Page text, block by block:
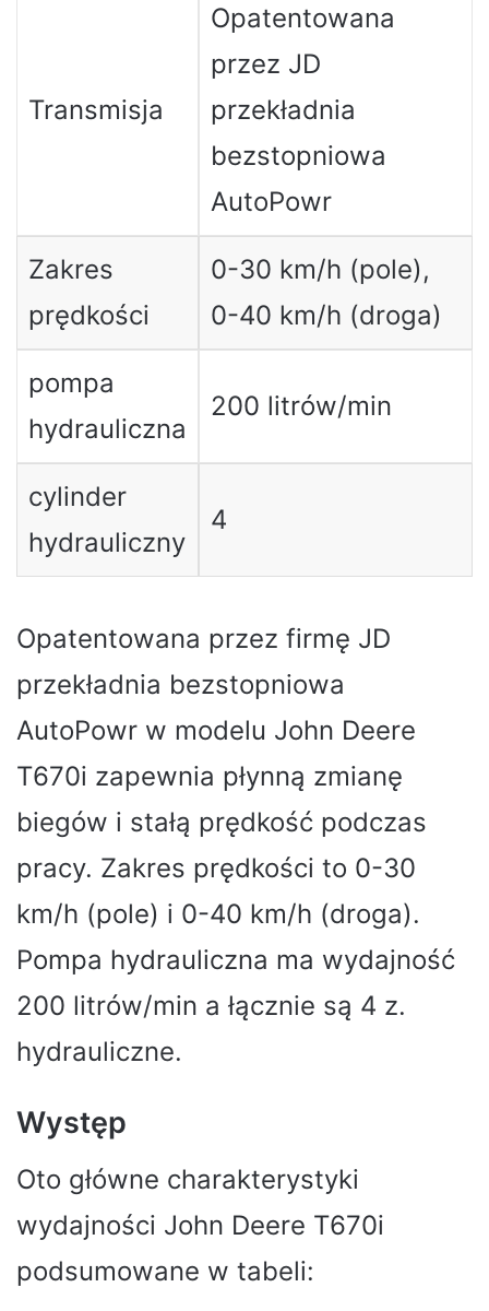
Transmisja
Opatentowana
przez JD
przekładnia
bezstopniowa
AutoPowr
Zakres
prędkości
0-30 km/h (pole),
0-40 km/h (droga)
pompa
hydrauliczna
200 litrów/min
cylinder
hydrauliczny
4
Opatentowana przez firmę JD
przekładnia bezstopniowa
AutoPowr w modelu John Deere
T670i zapewnia płynną zmianę
biegów i stałą prędkość podczas
pracy. Zakres prędkości to 0-30
km/h (pole) i 0-40 km/h (droga).
Pompa hydrauliczna ma wydajność
200 litrów/min a łącznie są 4 z.
hydrauliczne.
Występ
Oto główne charakterystyki
wydajności John Deere T670i
podsumowane w tabeli: